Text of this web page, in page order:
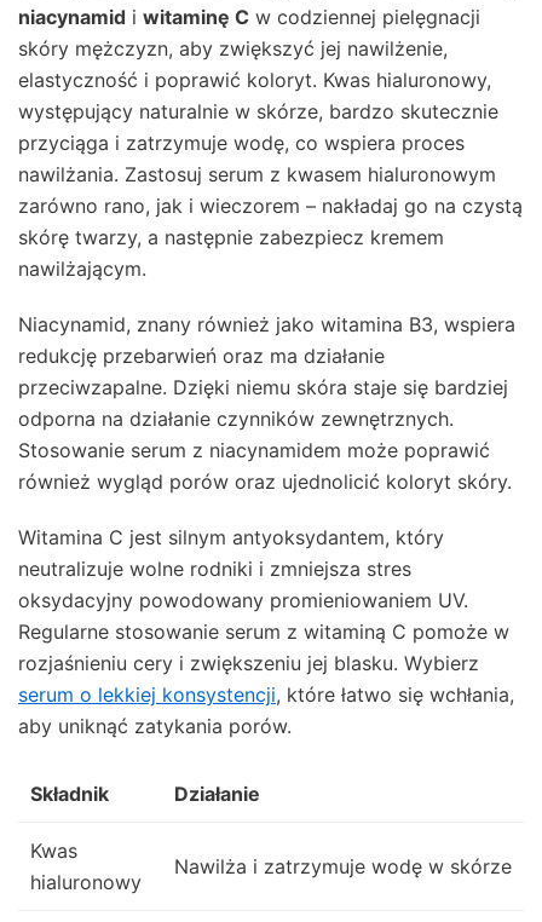
niacynamid i witaminę C w codziennej pielęgnacji
skóry mężczyzn, aby zwiększyć jej nawilżenie,
elastyczność i poprawić koloryt. Kwas hialuronowy,
występujący naturalnie w skórze, bardzo skutecznie
przyciąga i zatrzymuje wodę, co wspiera proces
nawilżania. Zastosuj serum z kwasem hialuronowym
zarówno rano, jak i wieczorem – nakładaj go na czystą
skórę twarzy, a następnie zabezpiecz kremem
nawilżającym.
Niacynamid, znany również jako witamina B3, wspiera
redukcję przebarwień oraz ma działanie
przeciwzapalne. Dzięki niemu skóra staje się bardziej
odporna na działanie czynników zewnętrznych.
Stosowanie serum z niacynamidem może poprawić
również wygląd porów oraz ujednolicić koloryt skóry.
Witamina C jest silnym antyoksydantem, który
neutralizuje wolne rodniki i zmniejsza stres
oksydacyjny powodowany promieniowaniem UV.
Regularne stosowanie serum z witaminą C pomoże w
rozjaśnieniu cery i zwiększeniu jej blasku. Wybierz
serum o lekkiej konsystencji, które łatwo się wchłania,
aby uniknąć zatykania porów.
Składnik Działanie
Kwas
hialuronowy
Nawilża i zatrzymuje wodę w skórze